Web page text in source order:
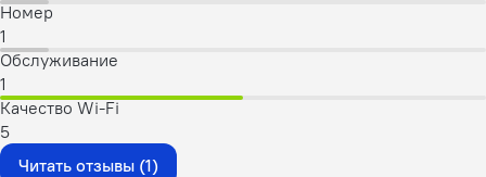
Номер
1
Обслуживание
1
Качество Wi-Fi
5
Читать отзывы (1)